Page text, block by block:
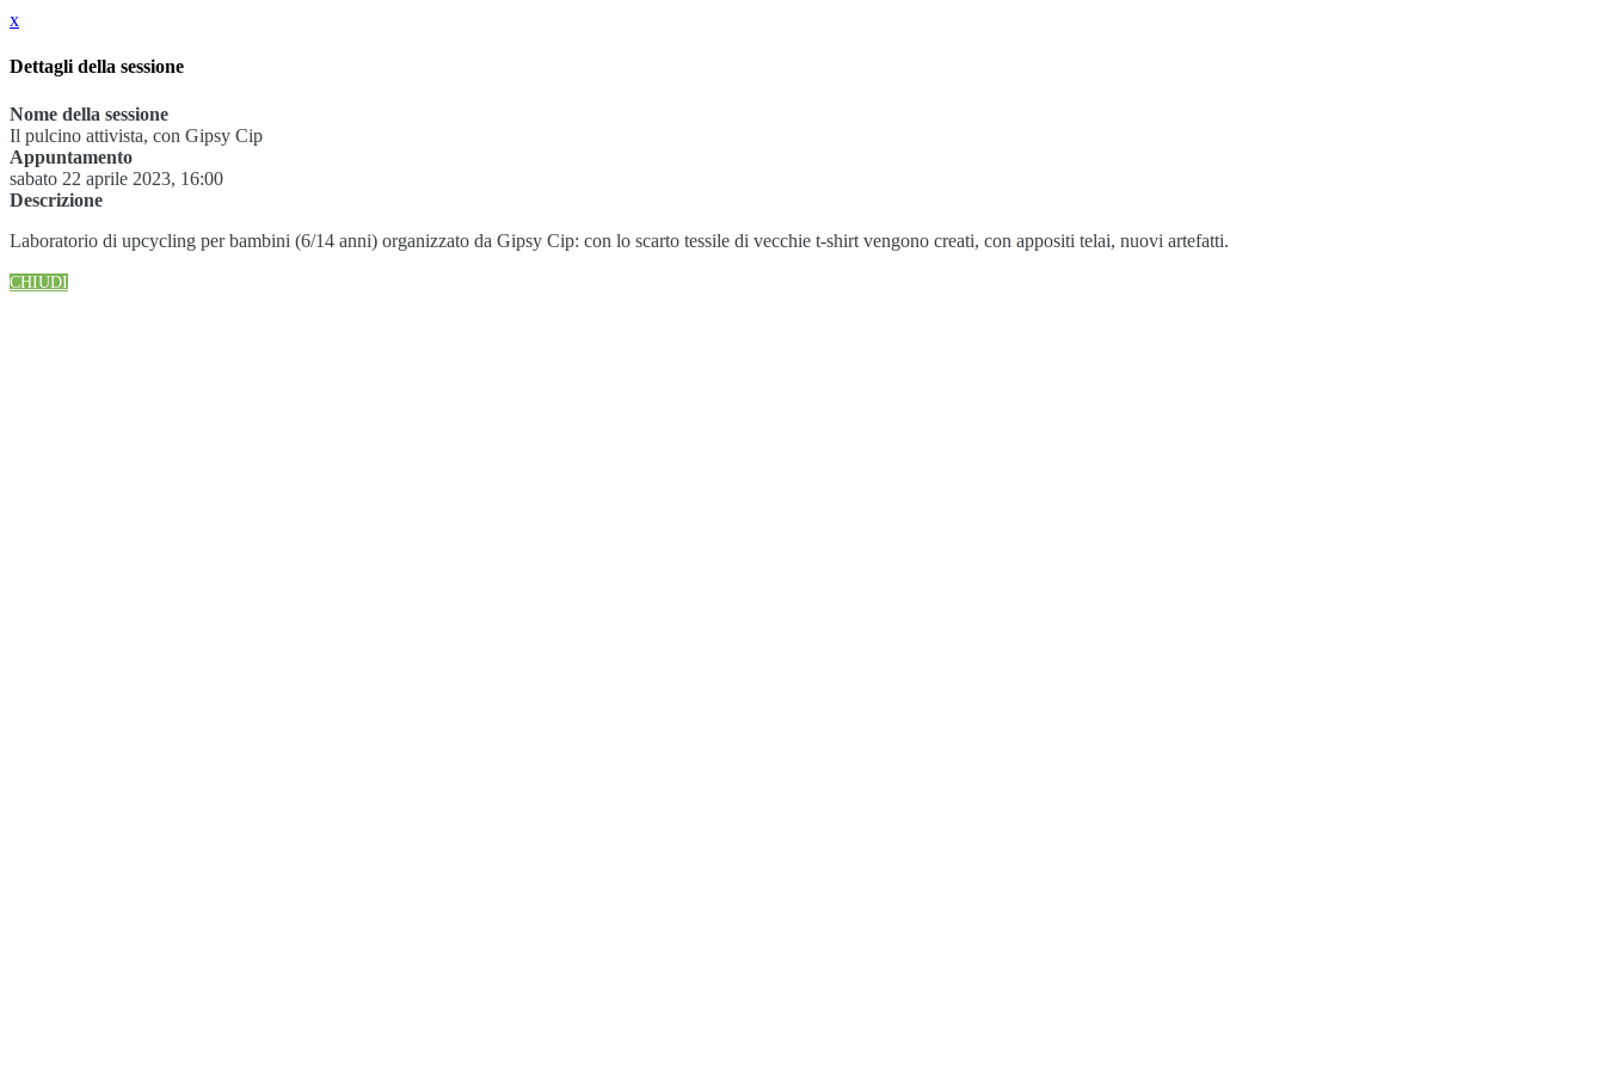
x
Dettagli della sessione
Nome della sessione
Il pulcino attivista, con Gipsy Cip
Appuntamento
sabato 22 aprile 2023, 16:00
Descrizione
Laboratorio di upcycling per bambini (6/14 anni) organizzato da Gipsy Cip: con lo scarto tessile di vecchie t-shirt vengono creati, con appositi telai, nuovi artefatti.
CHIUDI